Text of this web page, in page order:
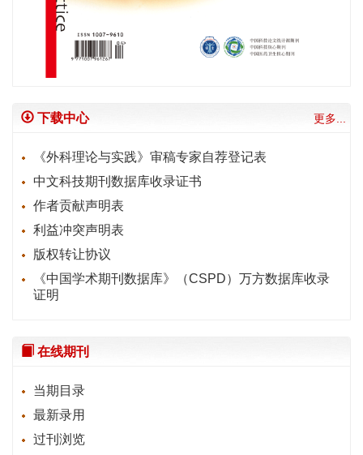
下载中心 更多...
《外科理论与实践》审稿专家自荐登记表
中文科技期刊数据库收录证书
作者贡献声明表
利益冲突声明表
版权转让协议
《中国学术期刊数据库》（CSPD）万方数据库收录
证明
在线期刊
当期目录
最新录用
过刊浏览